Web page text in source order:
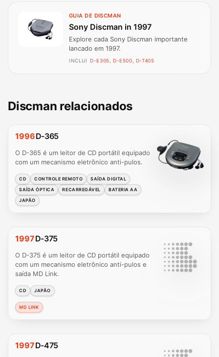
GUIA DE DISCMAN
Sony Discman in 1997
Explore cada Sony Discman importante
lancado em 1997.
INCLUI D-E305, D-E500, D-T405
Discman relacionados
1996D-365
O D-365 é um leitor de CD portátil equipado
com um mecanismo eletrônico anti-pulos.
CD CONTROLE REMOTO
SAÍDA DIGITAL
SAÍDA ÓPTICA
RECARREGÁVEL
BATERIA AA
JAPÃO
1997D-375
O D-375 é um leitor de CD portátil equipado
com um mecanismo eletrônico anti-pulos e
saída MD Link.
CD JAPÃO
MD LINK
1997D-475